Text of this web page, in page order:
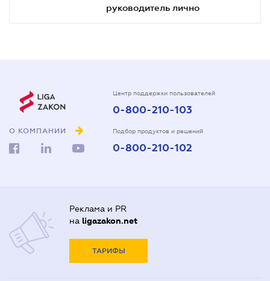
руководитель лично
О КОМПАНИИ
Центр поддержки пользователей
0-800-210-103
Подбор продуктов и решений
0-800-210-102
Реклама и PR
на ligazakon.net
ТАРИФЫ